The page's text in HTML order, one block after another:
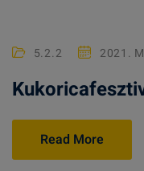
5.2.2 2021.
Read More